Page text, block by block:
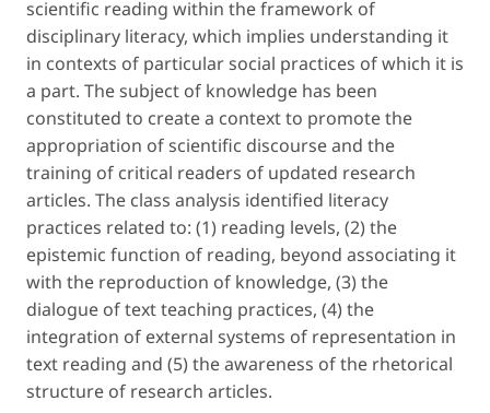
scientific reading within the framework of
disciplinary literacy, which implies understanding it
in contexts of particular social practices of which it is
a part. The subject of knowledge has been
constituted to create a context to promote the
appropriation of scientific discourse and the
training of critical readers of updated research
articles. The class analysis identified literacy
practices related to: (1) reading levels, (2) the
epistemic function of reading, beyond associating it
with the reproduction of knowledge, (3) the
dialogue of text teaching practices, (4) the
integration of external systems of representation in
text reading and (5) the awareness of the rhetorical
structure of research articles.